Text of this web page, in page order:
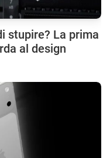
stupire? La prima
al design